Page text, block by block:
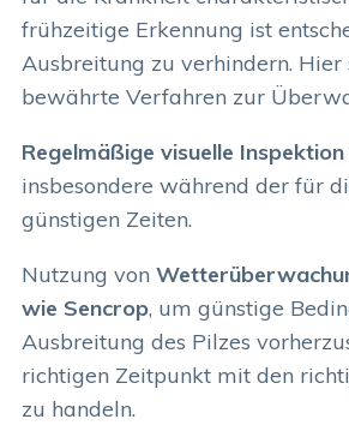
frühzeitige Erkennung ist
Ausbreitung zu verhindern. Hier
bewährte Verfahren zur
Regelmäßige visuelle Inspektion
insbesondere während der für
günstigen Zeiten.
Nutzung von
wie Sencrop, um günstige
Ausbreitung des Pilzes
richtigen Zeitpunkt mit den
zu handeln.